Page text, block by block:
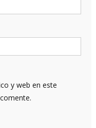
y web en este